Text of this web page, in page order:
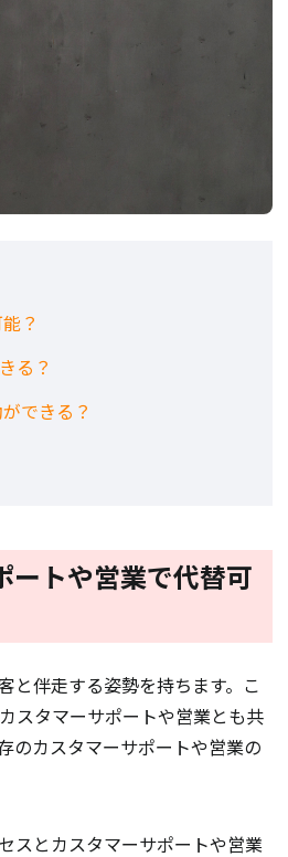
？
る？
できる？
ートや営業で代替可
と伴走する姿勢を持ちます。こ
スタマーサポートや営業とも共
のカスタマーサポートや営業の
スとカスタマーサポートや営業